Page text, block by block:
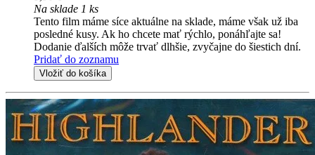
Na sklade 1 ks
Tento film máme síce aktuálne na sklade, máme však už iba
posledné kusy. Ak ho chcete mať rýchlo, ponáhľajte sa!
Dodanie ďalších môže trvať dlhšie, zvyčajne do šiestich dní.
Pridať do zoznamu
Vložiť do košíka